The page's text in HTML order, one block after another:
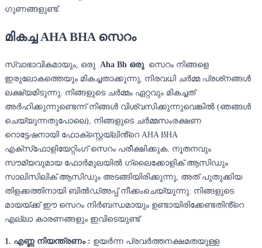
ഗുണങ്ങളുണ്ട്.
മികച്ച AHA BHA സെറം
സ്വാഭാവികമായും, ഒരു Aha Bh ഒരു സെറം നിങ്ങളെ
ഇരുലോകത്തെയും മികച്ചതാക്കുന്നു, നിരവധി ചർമ്മ പ്രശ്‌നങ്ങൾ
ലക്ഷ്യമിടുന്നു. നിങ്ങളുടെ ചർമ്മം ഏറ്റവും മികച്ചത്
അർഹിക്കുന്നുണ്ടെന്ന് നിങ്ങൾ വിശ്വസിക്കുന്നുവെങ്കിൽ (ഞങ്ങൾ
ചെയ്യുന്നതുപോലെ), നിങ്ങളുടെ ചർമ്മസംരക്ഷണ
റൊട്ടേഷനായി ഫോക്‌സ്റ്റെയ്‌ലിൻ്റെ AHA BHA
എക്‌സ്‌ഫോളിയേറ്റിംഗ് സെറം പരീക്ഷിക്കുക. നൂതനവും
സൗമ്യവുമായ ഫോർമുലയിൽ ഗ്ലൈക്കോളിക് ആസിഡും
സാലിസിലിക് ആസിഡും അടങ്ങിയിരിക്കുന്നു, അത് പുതുക്കിയ
തിളക്കത്തിനായി ബിൽഡ്അപ്പ് നീക്കംചെയ്യുന്നു. നിങ്ങളുടെ
മായയ്ക്ക് ഈ സെറം നിർബന്ധമായും ഉണ്ടായിരിക്കേണ്ടതിൻ്റെ
എല്ലാ കാരണങ്ങളും ഇവിടെയുണ്ട്
1. എണ്ണ നിയന്ത്രണം : ഉയർന്ന പ്രവർത്തനക്ഷമതയുള്ള